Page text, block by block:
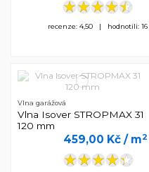
recenze: 4,50 | hodnotili: 16
Vlna garážová
Vlna Isover STROPMAX 31
120 mm
459,00 Kč / m2